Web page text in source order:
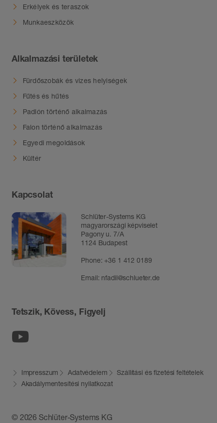
Erkélyek és teraszok
Munkaeszközök
Alkalmazási területek
Fürdőszobák és vizes helyiségek
Fűtés és hűtés
Padlón történő alkalmazás
Falon történő alkalmazás
Egyedi megoldások
Kültér
Kapcsolat
Schlüter-Systems KG
magyarországi képviselet
Pagony u. 7/A
1124 Budapest
Phone:+36 1 412 0189
Email: nfadil@schlueter.de
Tetszik, Kövess, Figyelj
© 2026 Schlüter-Systems KG
Impresszum Adatvédelem
Szállítási és fizetési feltételek
Akadálymentesítési nyilatkozat